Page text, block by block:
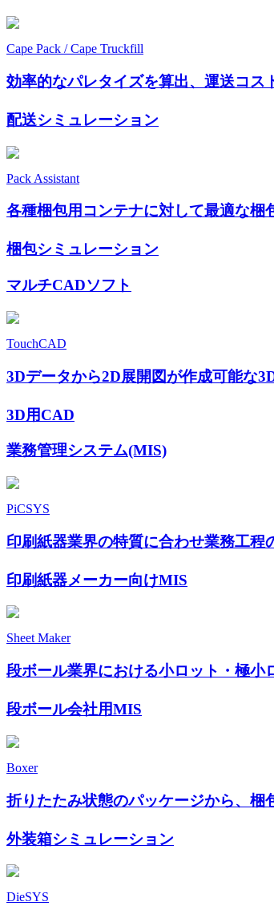
Cape Pack / Cape Truckfill
効率的なパレタイズを算出、運送コス
配送シミュレーション
Pack Assistant
各種梱包用コンテナに対して最適な梱
梱包シミュレーション
マルチCADソフト
TouchCAD
3Dデータから2D展開図が作成可能な
3D用CAD
業務管理システム(MIS)
PiCSYS
印刷紙器業界の特質に合わせ業務工程
印刷紙器メーカー向けMIS
Sheet Maker
段ボール業界における小ロット・極小
段ボール会社用MIS
Boxer
折りたたみ状態のパッケージから、
外装箱シミュレーション
DieSYS